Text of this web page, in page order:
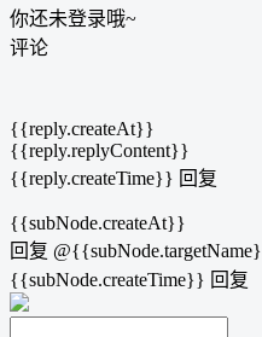
你还未登录哦~
评论
{{reply.createAt}}
{{reply.replyContent}}
{{reply.createTime}} 回复
{{subNode.createAt}}
回复
{{subNode.createTime}} 回复